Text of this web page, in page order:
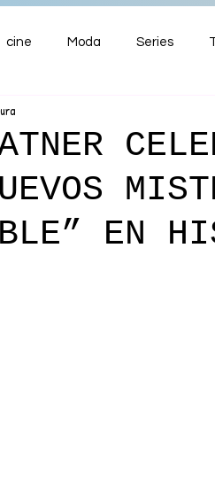
cine Moda Series
EN